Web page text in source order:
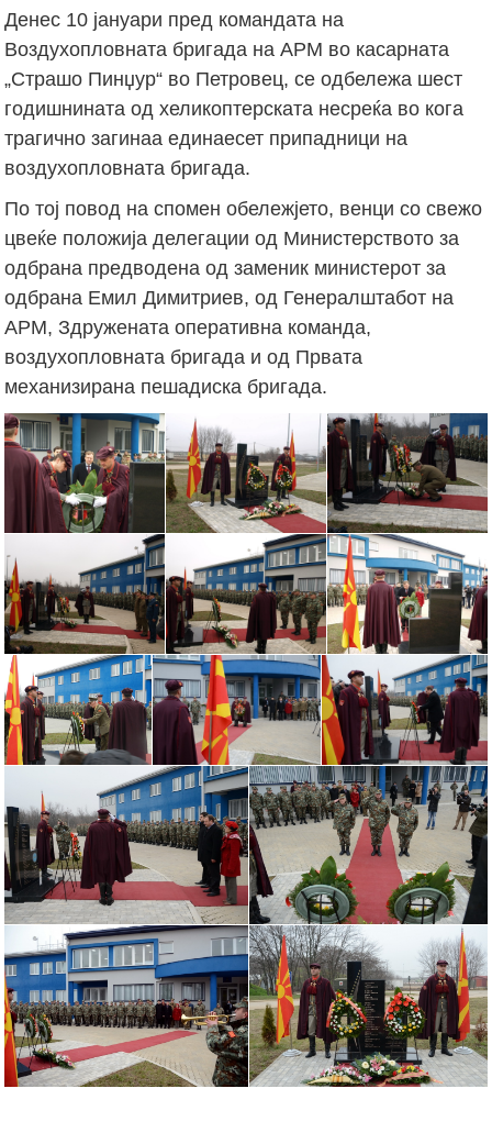
Денес 10 јануари пред командата на
Воздухопловната бригада на АРМ во касарната
„Страшо Пинџур“ во Петровец, се одбележа шест
годишнината од хеликоптерската несреќа во кога
трагично загинаа единаесет припадници на
воздухопловната бригада.
По тој повод на спомен обележјето, венци со свежо
цвеќе положија делегации од Министерството за
одбрана предводена од заменик министерот за
одбрана Емил Димитриев, од Генералштабот на
АРМ, Здружената оперативна команда,
воздухопловната бригада и од Првата
механизирана пешадиска бригада.